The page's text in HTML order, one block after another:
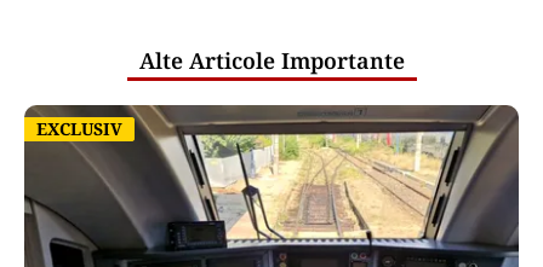
nu al țărilor
Puterea Financiara
Canicula pune presiune pe economia
Europei și schimbă comportamentul
de consum
Oficiuldestiri.ro
Atacurile cibernetice expun